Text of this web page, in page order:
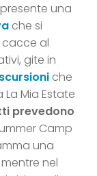
una
che si
cacce al
gite in
che
Mia Estate
prevedono
Camp
una
nel